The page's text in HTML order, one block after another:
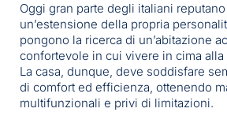
Oggi gran parte degli italiani
un’estensione della propria
pongono la ricerca di un’abitazione
confortevole in cui vivere in cima
La casa, dunque, deve soddisfare
di comfort ed efficienza, ottenendo
multifunzionali e privi di limitazioni.